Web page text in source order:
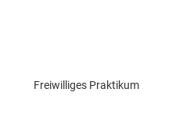
Freiwilliges Praktikum